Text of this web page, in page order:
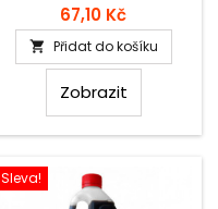
Cena
67,10 Kč
 Přidat do košíku
Zobrazit
Sleva!